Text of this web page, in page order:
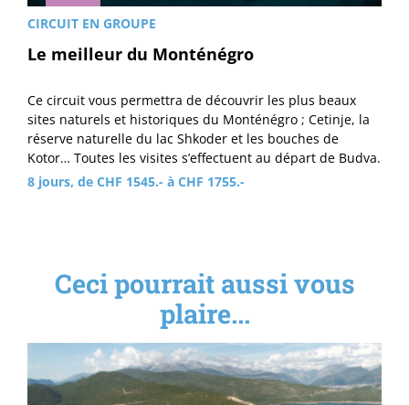
CIRCUIT EN GROUPE
Le meilleur du Monténégro
Ce circuit vous permettra de découvrir les plus beaux
sites naturels et historiques du Monténégro ; Cetinje, la
réserve naturelle du lac Shkoder et les bouches de
Kotor… Toutes les visites s’effectuent au départ de Budva.
8 jours, de CHF 1545.- à CHF 1755.-
Ceci pourrait aussi vous
plaire...